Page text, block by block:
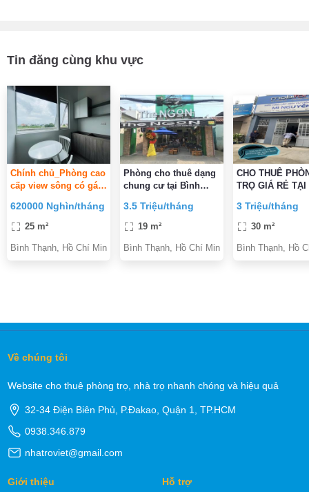
Tin đăng cùng khu vực
Chính chủ_Phòng cao
cấp view sông có gác
620000 Nghìn/tháng
25 m²
Bình Thạnh, Hồ Chí Minh
Phòng cho thuê dạng
chung cư tại Bình
3.5 Triệu/tháng
19 m²
Bình Thạnh, Hồ Chí Minh
CHO THUÊ
TRỌ GIÁ RẺ TẠI
3 Triệu/tháng
30 m²
Bình Thạnh, Hồ
Về chúng tôi
Website cho thuê phòng trọ, nhà trọ nhanh chóng và hiệu quả
32-34 Điện Biên Phủ, P.Đakao, Quận 1, TP.HCM
0938.346.879
nhatroviet@gmail.com
Giới thiệu Hỗ trợ